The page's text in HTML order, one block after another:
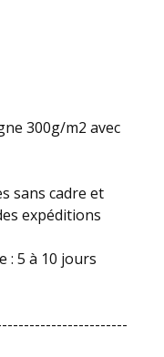
300g/m2 avec
sans cadre et
expéditions
: 5 à 10 jours